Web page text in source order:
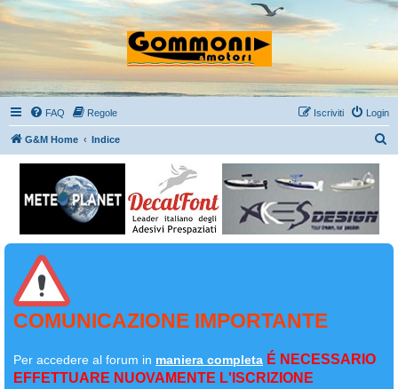
FAQ Regole Login
Iscriviti
G&M Home Indice
COMUNICAZIONE IMPORTANTE
Per accedere al forum in maniera completa É NECESSARIO
EFFETTUARE NUOVAMENTE L'ISCRIZIONE